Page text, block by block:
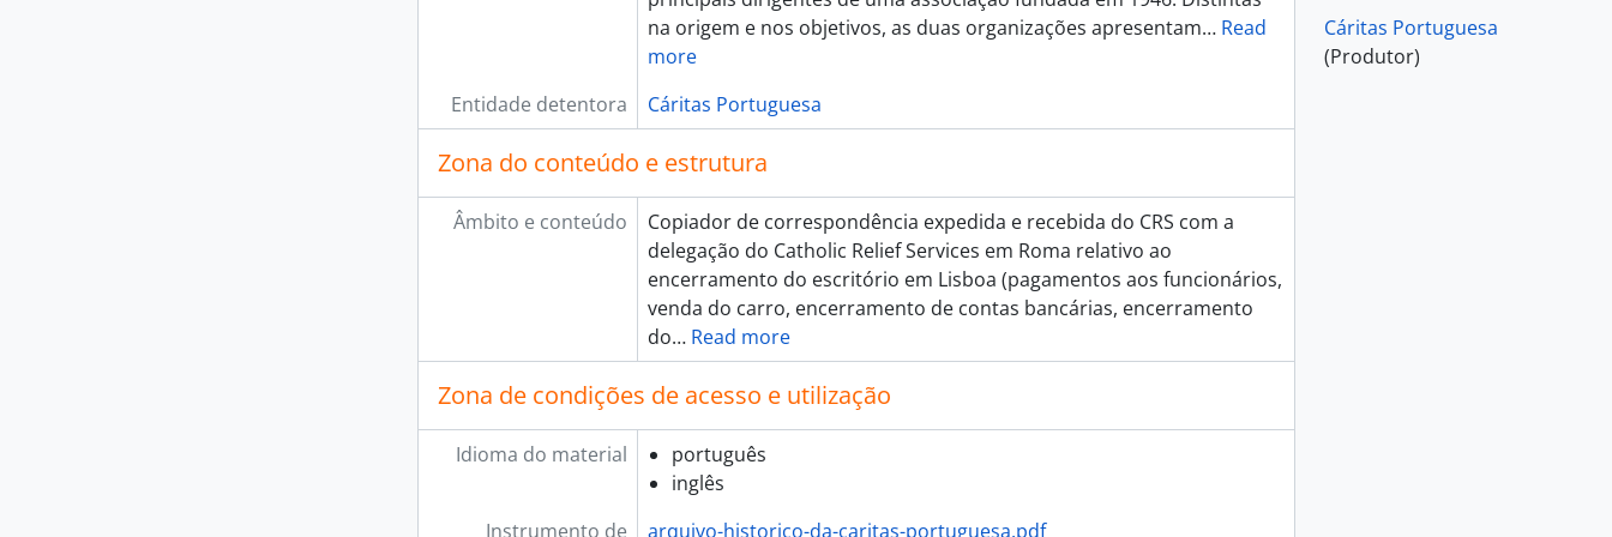
na origem e nos objetivos, as duas organizações apresentam… Read
more
Entidade detentora
Cáritas Portuguesa
Zona do conteúdo e estrutura
Âmbito e conteúdo
Copiador de correspondência expedida e recebida do CRS com a
delegação do Catholic Relief Services em Roma relativo ao
encerramento do escritório em Lisboa (pagamentos aos funcionários,
venda do carro, encerramento de contas bancárias, encerramento
do… Read more
Zona de condições de acesso e utilização
Idioma do material
português
inglês
Instrumento de
arquivo-historico-da-caritas-portuguesa.pdf
Cáritas Portuguesa
(Produtor)